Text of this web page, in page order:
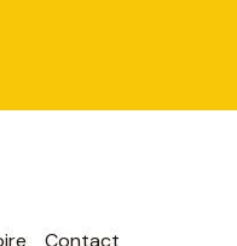
Contact